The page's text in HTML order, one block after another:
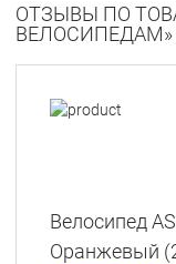
ОТЗЫВЫ ПО
ВЕЛОСИПЕДАМ»
Велосипед
Оранжевый